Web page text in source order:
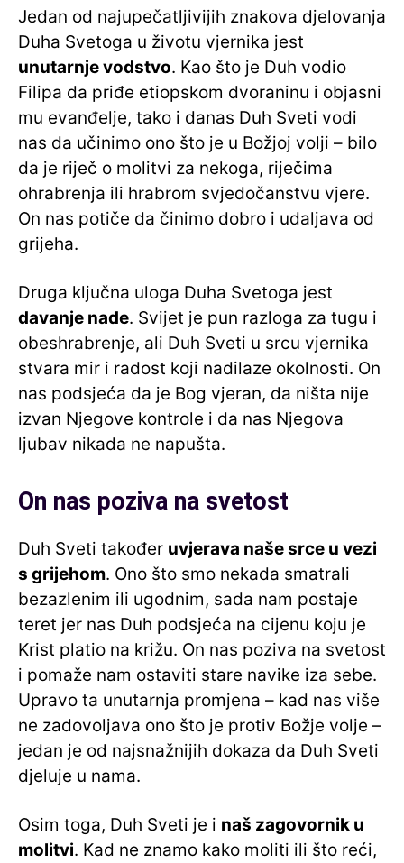
Jedan od najupečatljivijih znakova djelovanja
Duha Svetoga u životu vjernika jest
unutarnje vodstvo. Kao što je Duh vodio
Filipa da priđe etiopskom dvoraninu i objasni
mu evanđelje, tako i danas Duh Sveti vodi
nas da učinimo ono što je u Božjoj volji – bilo
da je riječ o molitvi za nekoga, riječima
ohrabrenja ili hrabrom svjedočanstvu vjere.
On nas potiče da činimo dobro i udaljava od
grijeha.
Druga ključna uloga Duha Svetoga jest
davanje nade. Svijet je pun razloga za tugu i
obeshrabrenje, ali Duh Sveti u srcu vjernika
stvara mir i radost koji nadilaze okolnosti. On
nas podsjeća da je Bog vjeran, da ništa nije
izvan Njegove kontrole i da nas Njegova
ljubav nikada ne napušta.
On nas poziva na svetost
Duh Sveti također uvjerava naše srce u vezi
s grijehom. Ono što smo nekada smatrali
bezazlenim ili ugodnim, sada nam postaje
teret jer nas Duh podsjeća na cijenu koju je
Krist platio na križu. On nas poziva na svetost
i pomaže nam ostaviti stare navike iza sebe.
Upravo ta unutarnja promjena – kad nas više
ne zadovoljava ono što je protiv Božje volje –
jedan je od najsnažnijih dokaza da Duh Sveti
djeluje u nama.
Osim toga, Duh Sveti je i naš zagovornik u
molitvi. Kad ne znamo kako moliti ili što reći,